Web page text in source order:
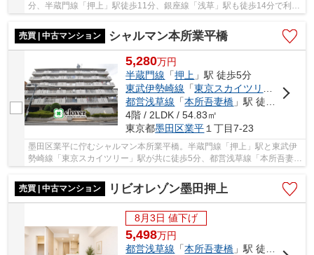
分、半蔵門線「押上」駅徒歩11分、銀座線「浅草」駅も徒歩14分で利用
売買 | 中古マンション
シャルマン本所業平橋
5,280万円
半蔵門線 「押上 」駅 徒歩5分
東武伊勢崎線 「東京スカイツリー
」駅 徒
都営浅草線 「本所吾妻橋 」駅 徒歩8分
4階 / 2LDK / 54.83㎡
東京都墨田区業平 １丁目7-23
墨田区業平に佇むシャルマン本所業平橋。半蔵門線「押上」駅と東武伊
勢崎線「東京スカイツリー」駅が共に徒歩5分、都営浅草線「本所吾妻
橋」駅徒歩8分。スカイツリー袂にあるショッピ...
売買 | 中古マンション
リビオレゾン墨田押上
8月3日 値下げ
5,498万円
都営浅草線 「本所吾妻橋 」駅 徒歩8分